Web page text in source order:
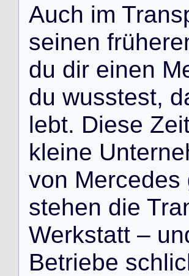
Auch im Trans
seinen frühere
du dir einen M
du wusstest, d
lebt. Diese Zei
kleine Unterne
von Mercedes
stehen die Tra
Werkstatt – un
Betriebe schlic